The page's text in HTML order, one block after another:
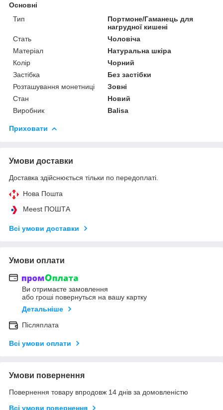
Основні
Тип
Портмоне/Гаманець для
нагрудної кишені
Стать
Чоловіча
Матеріал
Натуральна шкіра
Колір
Чорний
Застібка
Без застібки
Розташування монетниці
Зовні
Стан
Новий
Виробник
Balisa
Приховати
Умови доставки
Доставка здійснюється тільки по передоплаті.
Нова Пошта
Meest ПОШТА
Всі умови доставки
Умови оплати
Ви отримаєте замовлення
або гроші повернуться на вашу картку
Детальніше
Післяплата
Всі умови оплати
Умови повернення
Повернення товару впродовж 14 днів за домовленістю
Всі умови повернення